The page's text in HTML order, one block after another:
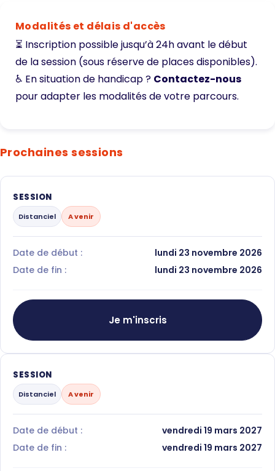
Modalités et délais d'accès
⏳ Inscription possible jusqu’à 24h avant le début
de la session (sous réserve de places disponibles).
♿ En situation de handicap ? Contactez-nous
pour adapter les modalités de votre parcours.
Prochaines sessions
SESSION
Distanciel A venir
Date de début :
lundi 23 novembre 2026
Date de fin :
lundi 23 novembre 2026
Je m'inscris
SESSION
Distanciel A venir
Date de début :
vendredi 19 mars 2027
Date de fin :
vendredi 19 mars 2027